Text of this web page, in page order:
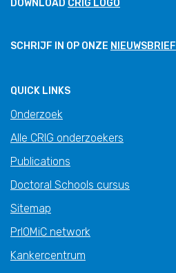
DOWNLOAD CRIG LOGO
SCHRIJF IN OP ONZE NIEUWSBRIEF
QUICK LINKS
Onderzoek
Alle CRIG onderzoekers
Publications
Doctoral Schools cursus
Sitemap
PrIOMiC network
Kankercentrum